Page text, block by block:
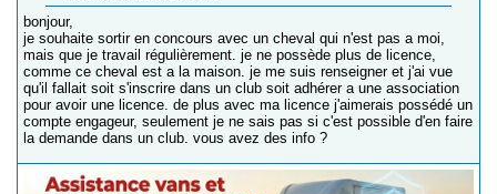
bonjour,
je souhaite sortir en concours avec un cheval qui n'est pas a moi,
mais que je travail régulièrement. je ne possède plus de licence,
comme ce cheval est a la maison. je me suis renseigner et j'ai vue
qu'il fallait soit s'inscrire dans un club soit adhérer a une association
pour avoir une licence. de plus avec ma licence j'aimerais possédé un
compte engageur, seulement je ne sais pas si c'est possible d'en faire
la demande dans un club. vous avez des info ?